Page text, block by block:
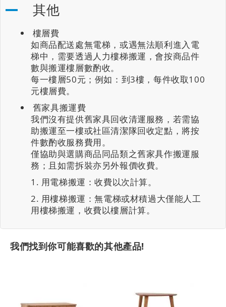
其他
樓層費
如商品配送處無電梯，或遇無法順利進入電
梯中，需要透過人力樓梯搬運，會按商品件
數與搬運樓層數酌收。
每一樓層50元；例如：到3樓，每件收取100
元樓層費。
舊家具搬運費
我們沒有提供舊家具回收清運服務，若需協
助搬運至一樓或社區清潔隊回收定點，將按
件數酌收服務費用。
僅協助與選購商品同品類之舊家具作搬運服
務；且如需拆裝亦另外報價收費。
用電梯搬運：收費以次計算。
用樓梯搬運：無電梯或材積過大僅能人工
用樓梯搬運，收費以樓層計算。
我們找到你可能喜歡的其他產品!